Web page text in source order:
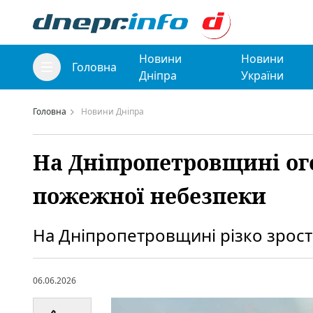
Головна
Новини
Дніпра
Новини
України
Головна Новини Дніпра
На Дніпропетровщині
пожежної небезпеки
На Дніпропетровщині різко
06.06.2026